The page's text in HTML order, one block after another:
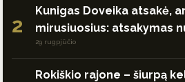
2
Kunigas Doveika atsakė,
mirusiuosius: atsakymas
29 rugpjūčio
Rokiškio rajone – šiurpą